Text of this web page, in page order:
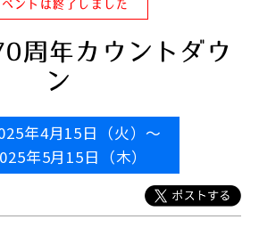
ベントは終了しました
周年カウントダウ
ン
年4月15日（火）～
年5月15日（木）